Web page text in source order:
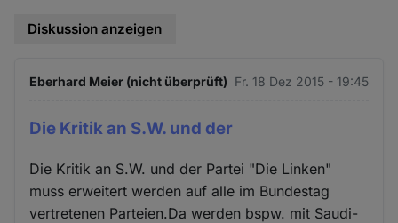
Diskussion anzeigen
Eberhard Meier (nicht überprüft) Fr. 18 Dez 2015 - 19:45
Die Kritik an S.W. und der
Die Kritik an S.W. und der Partei "Die Linken"
muss erweitert werden auf alle im Bundestag
vertretenen Parteien.Da werden bspw. mit Saudi-